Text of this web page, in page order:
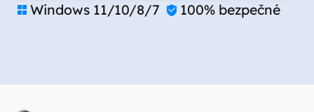
 Windows 11/10/8/7  100% bezpečné